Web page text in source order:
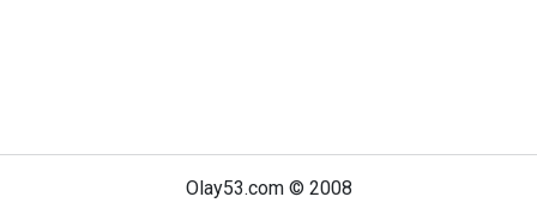
Olay53.com © 2008